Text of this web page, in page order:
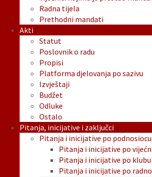
Radna tijela
Prethodni mandati
Akti
Statut
Poslovnik o radu
Propisi
Platforma djelovanja po sazivu
Izvještaji
Budžet
Odluke
Ostalo
Pitanja, inicijative i zaključci
Pitanja i inicijative po podnosiocu
Pitanja i inicijative po
Pitanja i inicijative po klubu
Pitanja i inicijative po